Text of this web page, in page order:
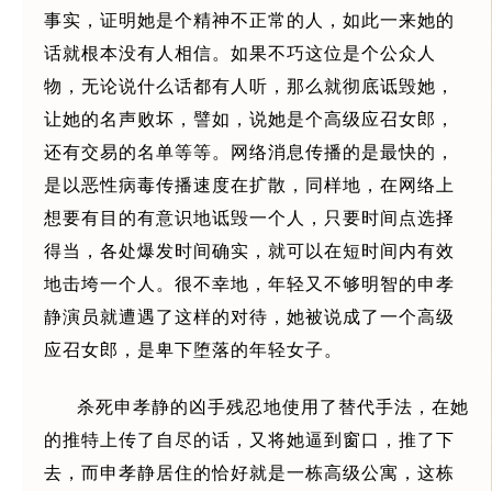
事实，证明她是个精神不正常的人，如此一来她的
话就根本没有人相信。如果不巧这位是个公众人
物，无论说什么话都有人听，那么就彻底诋毁她，
让她的名声败坏，譬如，说她是个高级应召女郎，
还有交易的名单等等。网络消息传播的是最快的，
是以恶性病毒传播速度在扩散，同样地，在网络上
想要有目的有意识地诋毁一个人，只要时间点选择
得当，各处爆发时间确实，就可以在短时间内有效
地击垮一个人。很不幸地，年轻又不够明智的申孝
静演员就遭遇了这样的对待，她被说成了一个高级
应召女郎，是卑下堕落的年轻女子。
杀死申孝静的凶手残忍地使用了替代手法，在她
的推特上传了自尽的话，又将她逼到窗口，推了下
去，而申孝静居住的恰好就是一栋高级公寓，这栋